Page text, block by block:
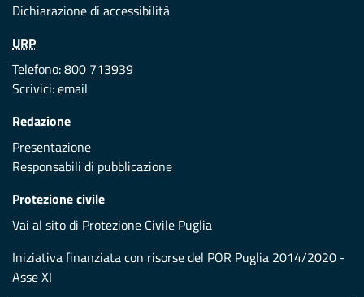
Dichiarazione di accessibilità
URP
Telefono: 800 713939
Scrivici:email
Redazione
Presentazione
Responsabili di pubblicazione
Protezione civile
Vai al sito di Protezione Civile Puglia
Iniziativa finanziata con risorse del POR Puglia 2014/2020 -
Asse XI